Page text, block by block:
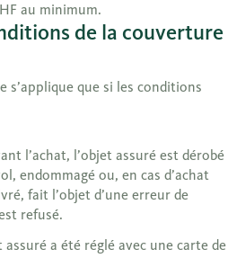
au minimum.
de la couverture
s’applique que si les conditions
l’achat, l’objet assuré est dérobé
endommagé ou, en cas d’achat
fait l’objet d’une erreur de
refusé.
assuré a été réglé avec une carte de